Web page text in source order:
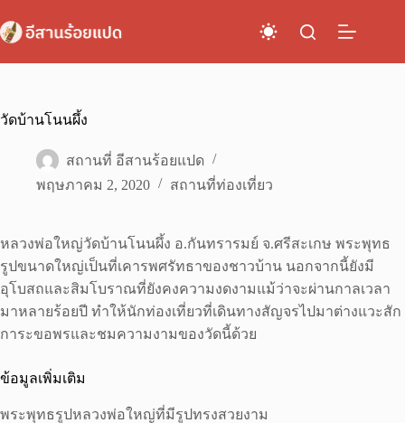
to
content
วัดบ้านโนนผึ้ง
สถานที่ อีสานร้อยแปด
พฤษภาคม 2, 2020
สถานที่ท่องเที่ยว
หลวงพ่อใหญ่วัดบ้านโนนผึ้ง อ.กันทรารมย์ จ.ศรีสะเกษ พระพุทธ
รูปขนาดใหญ่เป็นที่เคารพศรัทธาของชาวบ้าน นอกจากนี้ยังมี
อุโบสถและสิมโบราณที่ยังคงความงดงามแม้ว่าจะผ่านกาลเวลา
มาหลายร้อยปี ทำให้นักท่องเที่ยวที่เดินทางสัญจรไปมาต่างแวะสัก
การะขอพรและชมความงามของวัดนี้ด้วย
ข้อมูลเพิ่มเติม
พระพุทธรูปหลวงพ่อใหญ่ที่มีรูปทรงสวยงาม